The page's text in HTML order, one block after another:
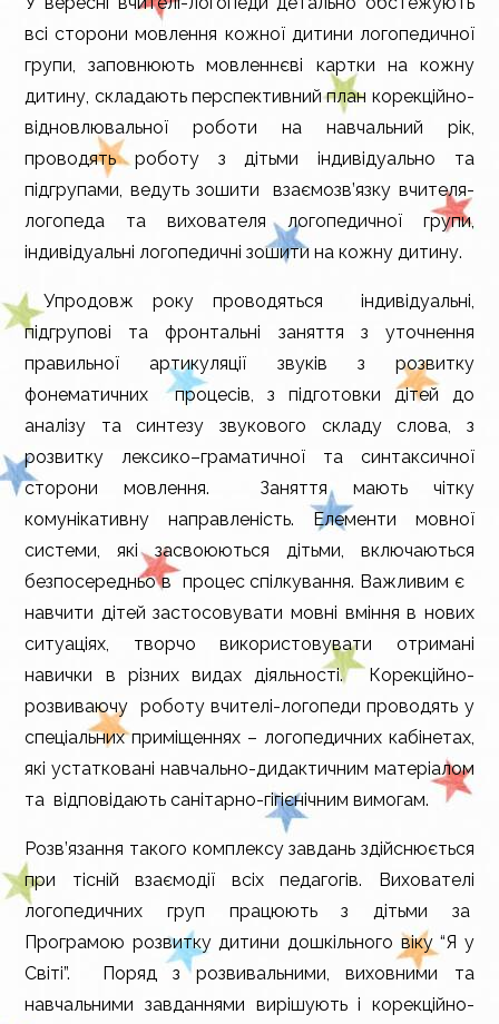
всі сторонимовлення кожної дитини логопедичної
групи, заповнюють мовлен­нєві картки на кожну
дитину, складають перспективний план корекційно-
відновлювальної роботи на навчаль­ний рік,
проводять роботу з дітьми індивідуально та
підгрупами, ведуть зошити взаємозв’язку вчителя-
логопеда та виховате­ля логопедичної групи,
індивідуальні логопедичні зо­шити на кожну дитину.
Упродовж року проводяться індивідуальні,
підгрупові та фронтальні заняття з уточнення
правильної артикуляції звуків з розвитку
фонематичних процесів, з підготовки дітей до
аналізу та синтезу звукового складу слова, з
розвитку лексико–граматичної та синтаксичної
сторони мовлення. Заняття мають чітку
комунікативну направленість. Елементи мовної
системи, які засвоюються дітьми, включаються
безпосередньо в процес спілкування. Важливим є
навчити дітей застосовувати мовні вміння в нових
ситуаціях, творчо використовувати отримані
навички в різних видах діяльності. Корекційно-
розвиваючу роботу вчителі-логопеди проводять у
спеціальних приміщеннях – логопедичних кабінетах,
які устатковані навчально-дидактичним матеріалом
та відповідають санітарно-гігієнічним вимогам.
Розв’язання такого комплексу завдань здійснюється
при тісній взаємодії всіх педагогів. Вихователі
логопедичних груп працюють з дітьми за
Програмою розвитку дитини дошкільного віку “Я у
Світі”. Поряд з розвивальними, виховними та
навчальними завданнями вирішують і корекційно-